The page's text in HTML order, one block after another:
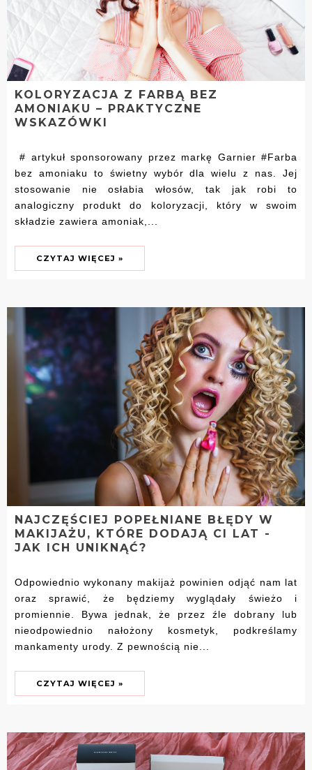
KOLORYZACJA Z FARBĄ BEZ
AMONIAKU – PRAKTYCZNE
WSKAZÓWKI
# artykuł sponsorowany przez markę Garnier #Farba
bez amoniaku to świetny wybór dla wielu z nas. Jej
stosowanie nie osłabia włosów, tak jak robi to
analogiczny produkt do koloryzacji, który w swoim
składzie zawiera amoniak,...
CZYTAJ WIĘCEJ »
NAJCZĘŚCIEJ POPEŁNIANE BŁĘDY W
MAKIJAŻU, KTÓRE DODAJĄ CI LAT -
JAK ICH UNIKNĄĆ?
Odpowiednio wykonany makijaż powinien odjąć nam lat
oraz sprawić, że będziemy wyglądały świeżo i
promiennie. Bywa jednak, że przez źle dobrany lub
nieodpowiednio nałożony kosmetyk, podkreślamy
mankamenty urody. Z pewnością nie...
CZYTAJ WIĘCEJ »